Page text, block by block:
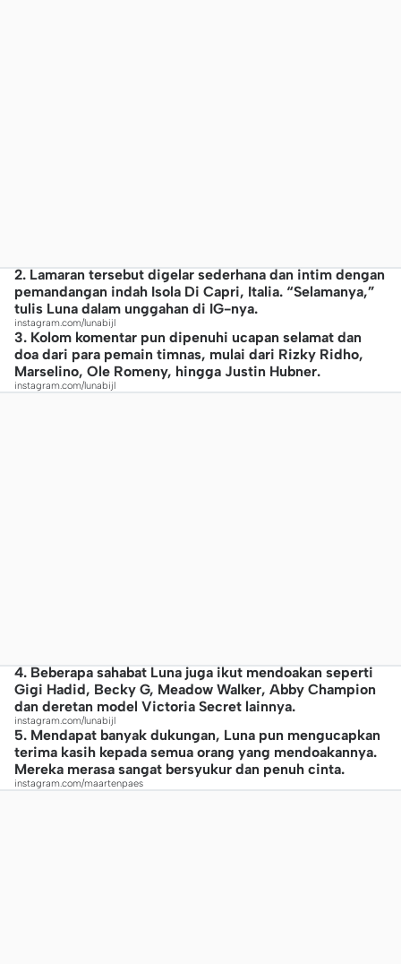
2. Lamaran tersebut digelar sederhana dan intim dengan
pemandangan indah Isola Di Capri, Italia. “Selamanya,”
tulis Luna dalam unggahan di IG-nya.
instagram.com/lunabijl
3. Kolom komentar pun dipenuhi ucapan selamat dan
doa dari para pemain timnas, mulai dari Rizky Ridho,
Marselino, Ole Romeny, hingga Justin Hubner.
instagram.com/lunabijl
4. Beberapa sahabat Luna juga ikut mendoakan seperti
Gigi Hadid, Becky G, Meadow Walker, Abby Champion
dan deretan model Victoria Secret lainnya.
instagram.com/lunabijl
5. Mendapat banyak dukungan, Luna pun mengucapkan
terima kasih kepada semua orang yang mendoakannya.
Mereka merasa sangat bersyukur dan penuh cinta.
instagram.com/maartenpaes